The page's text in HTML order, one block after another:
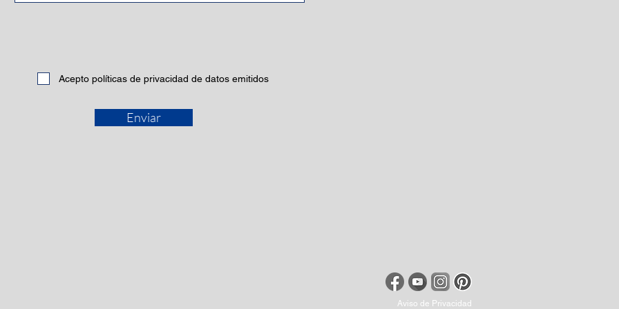
Acepto políticas de privacidad de datos emitidos
Enviar
Aviso de Privacidad